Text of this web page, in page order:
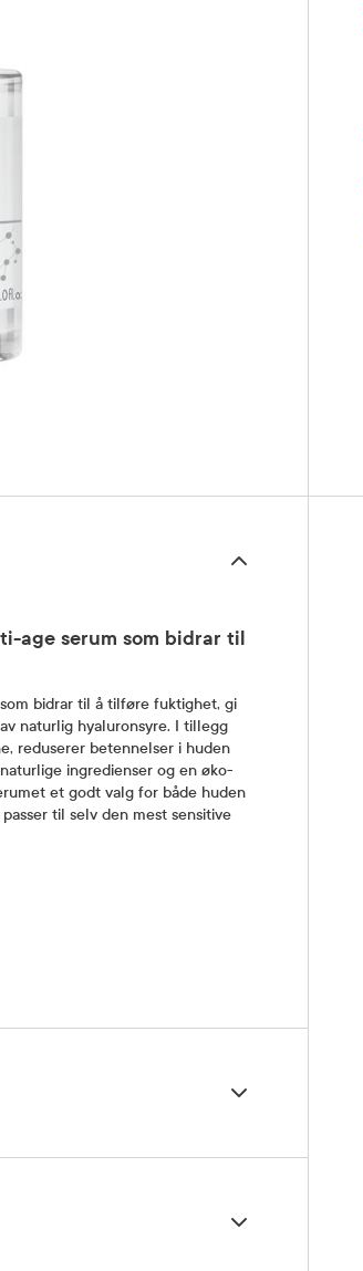
age serum som bidrar til
bidrar til å tilføre fuktighet, gi
naturlig hyaluronsyre. I tillegg
reduserer betennelser i huden
ingredienser og en øko-
et godt valg for både huden
til selv den mest sensitive